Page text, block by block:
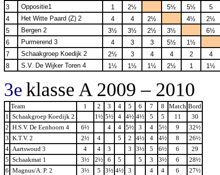
3
Oppositie1 1 2½ 5½ 5½
5
4
Het Witte Paard (Z) 2 4 4 2½ 4½
2½
5
Bergen 2 3½ 3½ 2½ 3½
6½
6
Purmerend 3 4 3 3 5½
1½
7
Schaakgroep Koedijk 2 2½ 3 4 4 2
4
8
S.V. De Wijker Toren 4 1½ 1½ 1½ 2½ 1 1½
3e klasse A 2009 – 2010
Team 1 2 3 4 5 6 7 8 Match Bord
1 Schaakgroep Koedijk 2 1½ 5½ 4 4½ 4½ 5 5 11
30
2 H.S.V. De Eenhoorn 4 6½ 4 4 5½ 3 4 5½ 9
32½
3 K.T.V. 2 2½ 4 5 2 4½ 4 4½ 8
26½
4 Aartswoud 3 4 4 3 3 3½ 5 6½ 6
29
5 Schaakmat 1 3½ 2½ 6 5 5 3 3½ 6
28½
6 Magnus/A. P. 2 3½ 5 3½ 4½ 3 4 4 6
27½